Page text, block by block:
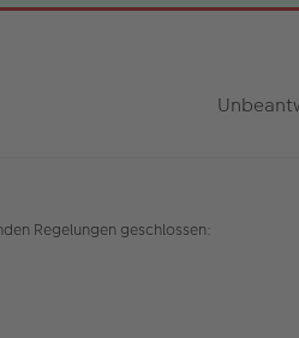
Regelungen geschlossen: